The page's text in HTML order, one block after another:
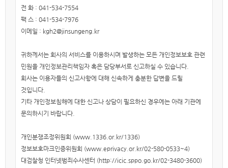
전 화 : 041-534-7554
팩 스 : 041-534-7976
이메일 : kgh2@jinsungeng.kr
귀하께서는 회사의 서비스를 이용하시며 발생하는 모든 개인정보보호 관련
민원을 개인정보관리책임자 혹은 담당부서로 신고하실 수 있습니다.
회사는 이용자들의 신고사항에 대해 신속하게 충분한 답변을 드릴
것입니다.
기타 개인정보침해에 대한 신고나 상담이 필요하신 경우에는 아래 기관에
문의하시기 바랍니다.
개인분쟁조정위원회 (www.1336.or.kr/1336)
정보보호마크인증위원회 (www.eprivacy.or.kr/02-580-0533~4)
대검찰청 인터넷범죄수사센터 (http://icic.sppo.go.kr/02-3480-3600)